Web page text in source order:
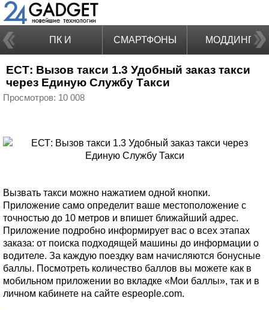
ПК И
НОУТБУКИ
СМАРТФОНЫ МОДДИНГ
ЕСТ: Вызов такси 1.3 Удобный заказ такси
через Единую Службу Такси
Просмотров: 10 008
Вызвать такси можно нажатием одной кнопки.
Приложение само определит ваше местоположение с
точностью до 10 метров и впишет ближайший адрес.
Приложение подробно информирует вас о всех этапах
заказа: от поиска подходящей машины до информации о
водителе. За каждую поездку вам начисляются бонусные
баллы. Посмотреть количество баллов вы можете как в
мобильном приложении во вкладке «Мои баллы», так и в
личном кабинете на сайте espeople.com.